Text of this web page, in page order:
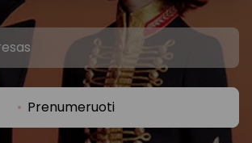
Prenumeruoti